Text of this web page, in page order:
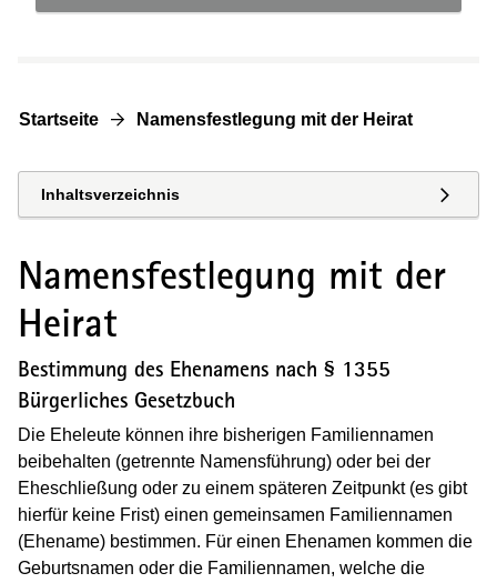
Startseite Namensfestlegung mit der Heirat
Inhaltsverzeichnis
Namensfestlegung mit der
Heirat
Bestimmung des Ehenamens nach § 1355
Bürgerliches Gesetzbuch
Die Eheleute können ihre bisherigen Familiennamen
beibehalten (getrennte Namensführung) oder bei der
Eheschließung oder zu einem späteren Zeitpunkt (es gibt
hierfür keine Frist) einen gemeinsamen Familiennamen
(Ehename) bestimmen. Für einen Ehenamen kommen die
Geburtsnamen oder die Familiennamen, welche die